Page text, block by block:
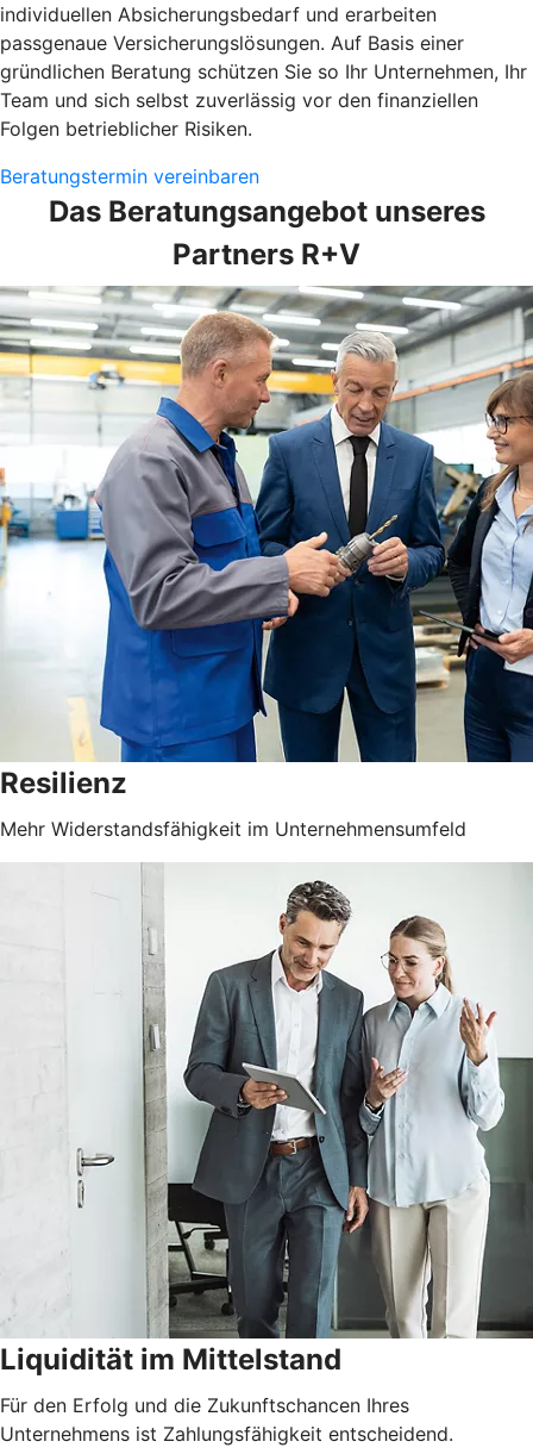
individuellen Absicherungsbedarf und erarbeiten
passgenaue Versicherungslösungen. Auf Basis einer
gründlichen Beratung schützen Sie so Ihr Unternehmen, Ihr
Team und sich selbst zuverlässig vor den finanziellen
Folgen betrieblicher Risiken.
Beratungstermin vereinbaren
Das Beratungsangebot unseres
Partners R+V
Resilienz
Mehr Widerstandsfähigkeit im Unternehmensumfeld
Liquidität im Mittelstand
Für den Erfolg und die Zukunftschancen Ihres
Unternehmens ist Zahlungsfähigkeit entscheidend.